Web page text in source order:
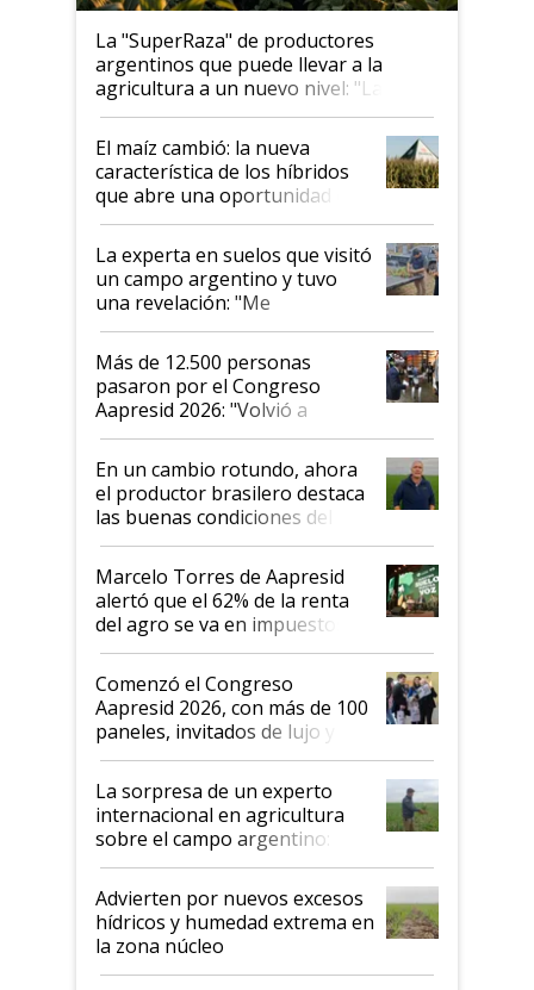
La "SuperRaza" de productores
argentinos que puede llevar a la
agricultura a un nuevo nivel: "Las
posibilidades de crecimiento son
infinitas"
El maíz cambió: la nueva
característica de los híbridos
que abre una oportunidad en
el lote
La experta en suelos que visitó
un campo argentino y tuvo
una revelación: "Me
impresionó mucho"
Más de 12.500 personas
pasaron por el Congreso
Aapresid 2026: "Volvió a
demostrar que hablar del
suelo es hablar de todo el
sistema productivo"
En un cambio rotundo, ahora
el productor brasilero destaca
las buenas condiciones del
agro argentino para invertir:
"Los veo más motivados"
Marcelo Torres de Aapresid
alertó que el 62% de la renta
del agro se va en impuestos:
"No es bueno que en
Argentina se sigan discutiendo
las mismas cosas de hace 50
años"
Comenzó el Congreso
Aapresid 2026, con más de 100
paneles, invitados de lujo y
todas las tendencias
La sorpresa de un experto
internacional en agricultura
sobre el campo argentino:
"Estoy muy impresionado"
Advierten por nuevos excesos
hídricos y humedad extrema en
la zona núcleo